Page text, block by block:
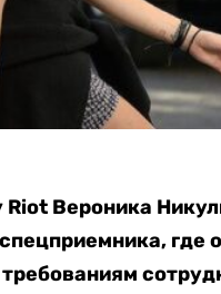
Riot Вероника
где